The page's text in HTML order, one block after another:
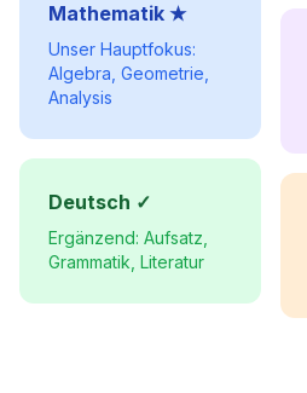
Mathematik ★
Unser Hauptfokus:
Algebra, Geometrie,
Analysis
Deutsch ✓
Ergänzend: Aufsatz,
Grammatik, Literatur